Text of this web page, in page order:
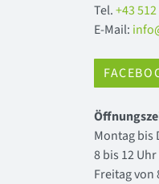
Tel.+43
E-Mail:
Montag bis
8 bis 12
Freitag von